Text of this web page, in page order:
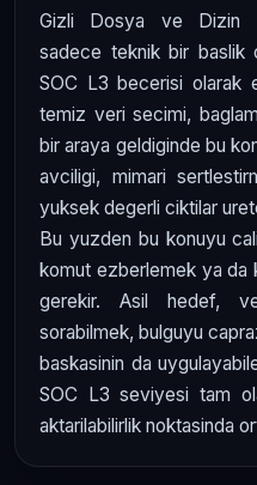
Gizli Dosya ve Dizin
sadece teknik bir baslik
SOC L3 becerisi olarak
temiz veri secimi,
bir araya geldiginde bu
avciligi, mimari
yuksek degerli ciktilar
Bu yuzden bu konuyu
komut ezberlemek ya da
gerekir. Asil hedef,
sorabilmek, bulguyu
baskasinin da
SOC L3 seviyesi tam
aktarilabilirlik noktasinda